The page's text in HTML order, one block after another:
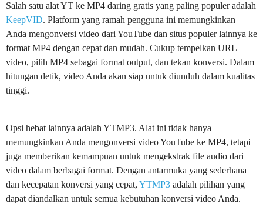
Salah satu alat YT ke MP4 daring gratis yang paling populer adalah
KeepVID. Platform yang ramah pengguna ini memungkinkan
Anda mengonversi video dari YouTube dan situs populer lainnya ke
format MP4 dengan cepat dan mudah. Cukup tempelkan URL
video, pilih MP4 sebagai format output, dan tekan konversi. Dalam
hitungan detik, video Anda akan siap untuk diunduh dalam kualitas
tinggi.
Opsi hebat lainnya adalah YTMP3. Alat ini tidak hanya
memungkinkan Anda mengonversi video YouTube ke MP4, tetapi
juga memberikan kemampuan untuk mengekstrak file audio dari
video dalam berbagai format. Dengan antarmuka yang sederhana
dan kecepatan konversi yang cepat, YTMP3 adalah pilihan yang
dapat diandalkan untuk semua kebutuhan konversi video Anda.